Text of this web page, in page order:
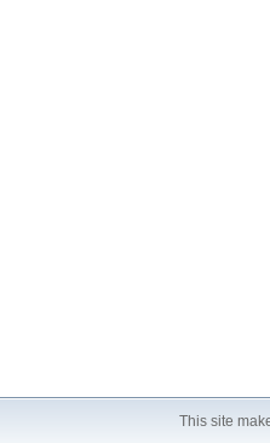
This site